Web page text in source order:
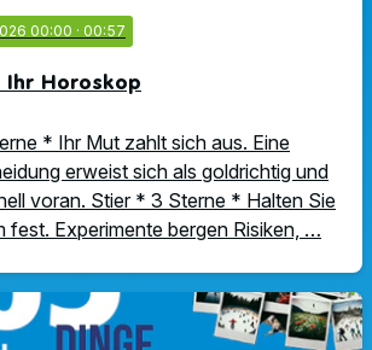
00:00 · 00:57
Ihr Horoskop
* Ihr Mut zahlt sich aus. Eine
erweist sich als goldrichtig und
voran. Stier * 3 Sterne * Halten Sie
fest. Experimente bergen Risiken, …